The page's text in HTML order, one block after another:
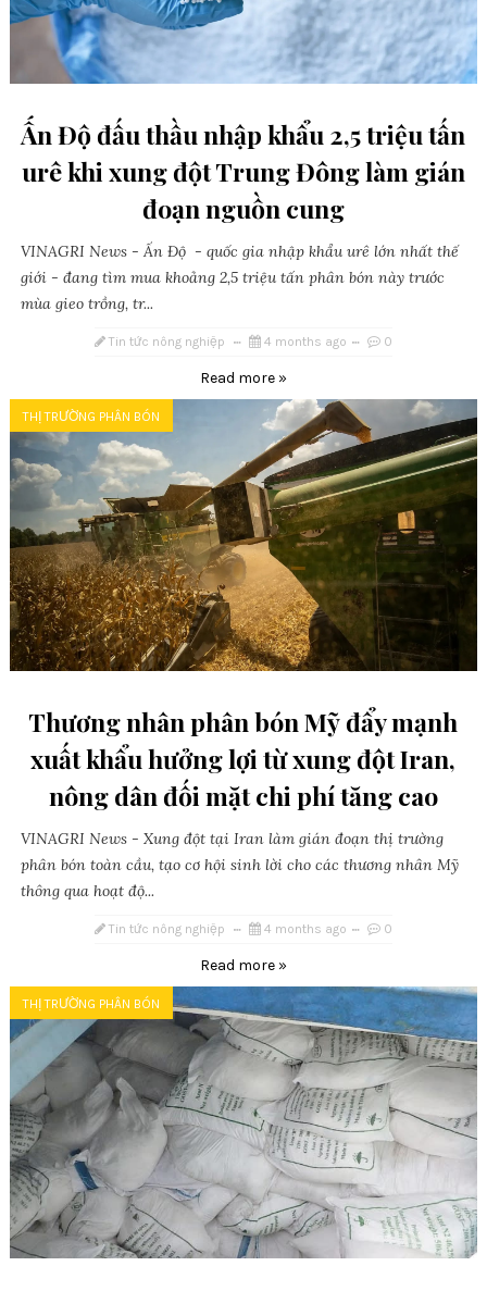
Ấn Độ đấu thầu nhập khẩu 2,5 triệu tấn
urê khi xung đột Trung Đông làm gián
đoạn nguồn cung
VINAGRI News - Ấn Độ - quốc gia nhập khẩu urê lớn nhất thế
giới - đang tìm mua khoảng 2,5 triệu tấn phân bón này trước
mùa gieo trồng, tr...
Tin tức nông nghiệp 4 months ago 0
Read more »
THỊ TRƯỜNG PHÂN BÓN
Thương nhân phân bón Mỹ đẩy mạnh
xuất khẩu hưởng lợi từ xung đột Iran,
nông dân đối mặt chi phí tăng cao
VINAGRI News - Xung đột tại Iran làm gián đoạn thị trường
phân bón toàn cầu, tạo cơ hội sinh lời cho các thương nhân Mỹ
thông qua hoạt độ...
Tin tức nông nghiệp 4 months ago 0
Read more »
THỊ TRƯỜNG PHÂN BÓN